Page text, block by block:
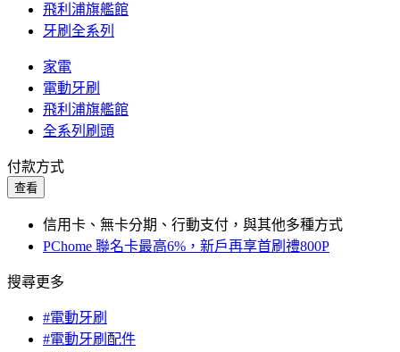
飛利浦旗艦館
牙刷全系列
家電
電動牙刷
飛利浦旗艦館
全系列刷頭
付款方式
查看
信用卡、無卡分期、行動支付，與其他多種方式
PChome 聯名卡最高6%，新戶再享首刷禮800P
搜尋更多
#電動牙刷
#電動牙刷配件